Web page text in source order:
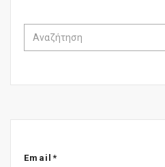
Email*